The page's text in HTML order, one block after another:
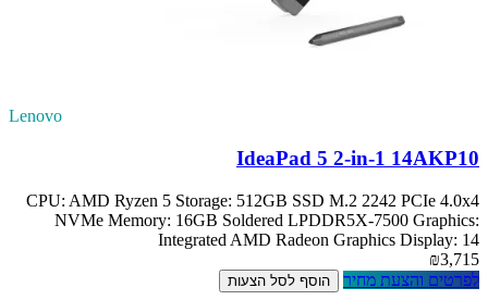
Lenovo
IdeaPad 5 2-in-1 14AKP10
CPU: AMD Ryzen 5 Storage: 512GB SSD M.2 2242 PCIe 4.0x4
NVMe Memory: 16GB Soldered LPDDR5X-7500 Graphics:
Integrated AMD Radeon Graphics Display: 14
₪3,715
לפרטים והצעת מחיר
הוסף לסל הצעות